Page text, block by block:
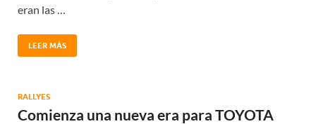
eran las …
LEER MÁS
RALLYES
Comienza una nueva era para TOYOTA